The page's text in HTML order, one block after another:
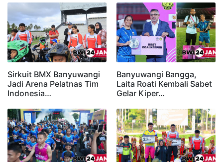
Sirkuit BMX Banyuwangi
Jadi Arena Pelatnas Tim
Indonesia…
Banyuwangi Bangga,
Laita Roati Kembali Sabet
Gelar Kiper…